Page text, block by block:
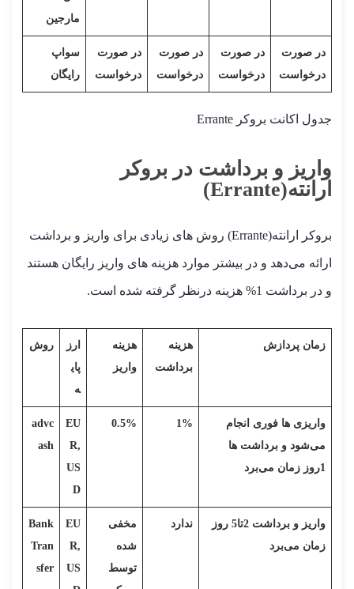
مارجین
در صورت
درخواست
در صورت
درخواست
در صورت
درخواست
در صورت
درخواست
سواپ
رایگان
جدول اکانت بروکر Errante
واریز و برداشت در بروکر
ارانته(Errante)
بروکر ارانته(Errante) روش های زیادی برای واریز و برداشت
ارائه می‌دهد و در بیشتر موارد هزینه های واریز رایگان هستند
و در برداشت 1% هزینه درنظر گرفته شده است.
زمان پردازش
هزینه
برداشت
هزینه
واریز
ارز
پای
ه
روش
واریزی ها فوری انجام
می‌شود و برداشت ها
1روز زمان می‌برد
1%
0.5%
EU
R,
US
D
advc
ash
واریز و برداشت 2تا5 روز
زمان می‌برد
ندارد
مخفی
شده
توسط
EU
R,
US
Bank
Tran
sfer